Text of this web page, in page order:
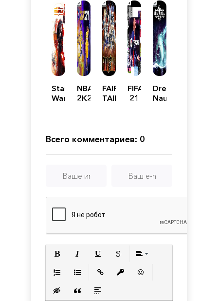
Star
Wars
NBA
2K21
FAIRY
TAIL
FIFA
21
Dread
Nautical
Всего комментариев: 0